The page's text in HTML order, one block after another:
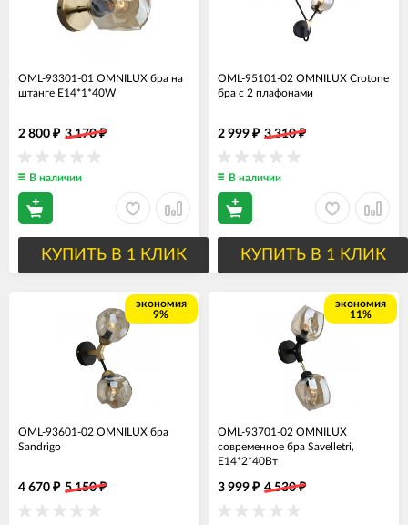
OML-93301-01 OMNILUX бра на
штанге E14*1*40W
2 800 ₽ 3 170₽
В наличии
КУПИТЬ В 1 КЛИК
OML-95101-02 OMNILUX Crotone
бра с 2 плафонами
2 999 ₽ 3 310₽
В наличии
КУПИТЬ В 1 КЛИК
экономия
9%
OML-93601-02 OMNILUX бра
Sandrigo
4 670 ₽ 5 150₽
экономия
11%
OML-93701-02 OMNILUX
современное бра Savelletri,
Е14*2*40Вт
3 999 ₽ 4 530₽